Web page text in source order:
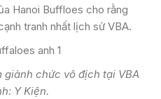
Hanoi Buffloes cho rằng
tranh nhất lịch sử VBA.
chức vô địch tại VBA
Y Kiện.